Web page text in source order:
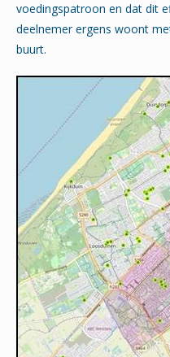
voedingspatroon en dat dit
deelnemer ergens woont
buurt.